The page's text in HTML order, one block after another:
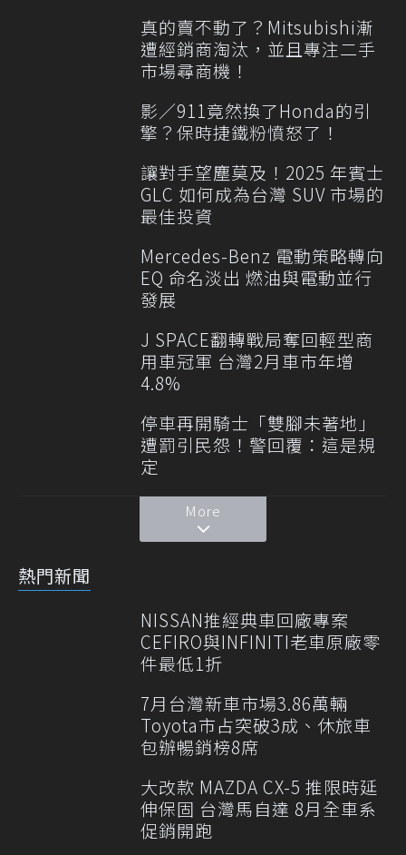
真的賣不動了？Mitsubishi漸
遭經銷商淘汰，並且專注二手
市場尋商機！
影／911竟然換了Honda的引
擎？保時捷鐵粉憤怒了！
讓對手望塵莫及！2025 年賓士
GLC 如何成為台灣 SUV 市場的
最佳投資
Mercedes-Benz 電動策略轉向
EQ 命名淡出 燃油與電動並行
發展
J SPACE翻轉戰局奪回輕型商
用車冠軍 台灣2月車市年增
4.8%
停車再開騎士「雙腳未著地」
遭罰引民怨！警回覆：這是規
定
More
熱門新聞
NISSAN推經典車回廠專案
CEFIRO與INFINITI老車原廠零
件最低1折
7月台灣新車市場3.86萬輛
Toyota市占突破3成、休旅車
包辦暢銷榜8席
大改款 MAZDA CX-5 推限時延
伸保固 台灣馬自達 8月全車系
促銷開跑